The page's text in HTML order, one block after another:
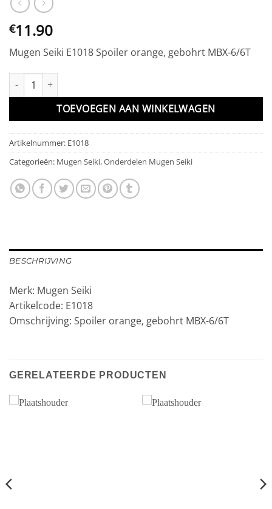
€11.90
Mugen Seiki E1018 Spoiler orange, gebohrt MBX-6/6T
Spoiler orange, gebohrt MBX-6/6T aantal
TOEVOEGEN AAN WINKELWAGEN
Artikelnummer: E1018
Categorieën: Mugen Seiki,Onderdelen Mugen Seiki
BESCHRIJVING
Merk: Mugen Seiki
Artikelcode: E1018
Omschrijving: Spoiler orange, gebohrt MBX-6/6T
GERELATEERDE PRODUCTEN